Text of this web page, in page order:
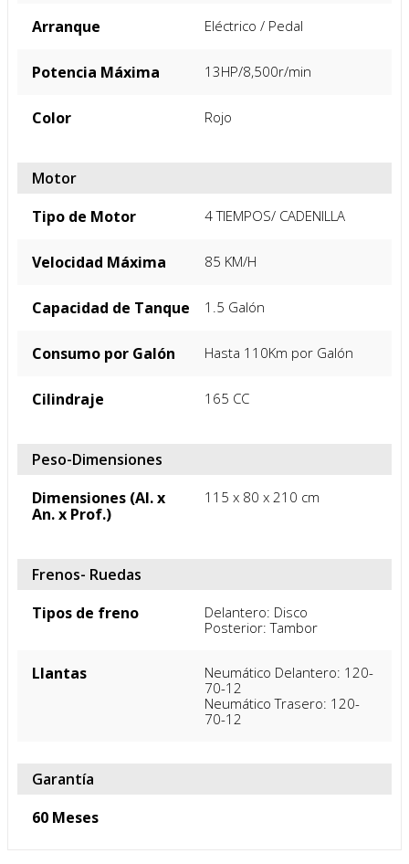
Arranque Eléctrico / Pedal
Potencia Máxima 13HP/8,500r/min
Color Rojo
Motor
Tipo de Motor
4 TIEMPOS/ CADENILLA
Velocidad Máxima 85 KM/H
Capacidad de Tanque 1.5 Galón
Consumo por Galón Hasta 110Km por Galón
Cilindraje 165 CC
Peso-Dimensiones
Dimensiones (Al. x
An. x Prof.)
115 x 80 x 210 cm
Frenos- Ruedas
Tipos de freno
Delantero: Disco
Posterior: Tambor
Llantas
Neumático Delantero: 120-
70-12
Neumático Trasero: 120-
70-12
Garantía
60 Meses